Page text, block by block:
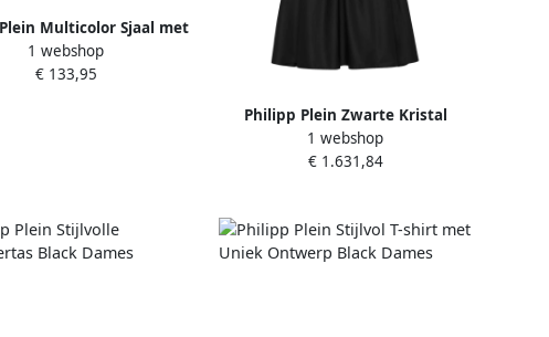
Multicolor Sjaal met
Print Black Dames
1 webshop
€ 133,95
Philipp Plein Zwarte Kristal
Halter Mini Jurk Black Dames
1 webshop
€ 1.631,84